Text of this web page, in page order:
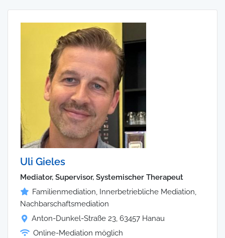
Uli Gieles
Mediator, Supervisor, Systemischer Therapeut
Familienmediation, Innerbetriebliche Mediation,
Nachbarschaftsmediation
Anton-Dunkel-Straße 23, 63457 Hanau
Online-Mediation möglich